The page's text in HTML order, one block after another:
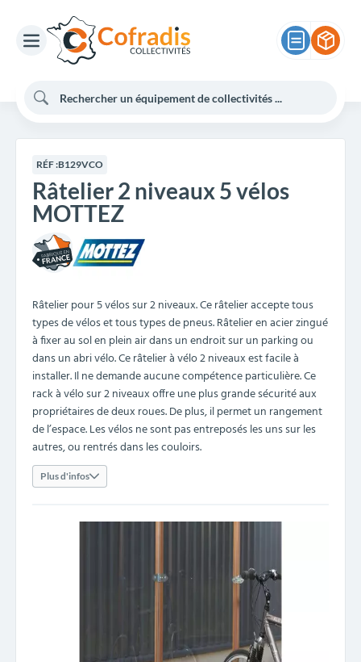
RÉF :B129VCO
Râtelier 2 niveaux 5 vélos
MOTTEZ
Râtelier pour 5 vélos sur 2 niveaux. Ce râtelier accepte tous
types de vélos et tous types de pneus. Râtelier en acier zingué
à fixer au sol en plein air dans un endroit sur un parking ou
dans un abri vélo. Ce râtelier à vélo 2 niveaux est facile à
installer. Il ne demande aucune compétence particulière. Ce
rack à vélo sur 2 niveaux offre une plus grande sécurité aux
propriétaires de deux roues. De plus, il permet un rangement
de l’espace. Les vélos ne sont pas entreposés les uns sur les
autres, ou rentrés dans les couloirs.
Plus d'infos